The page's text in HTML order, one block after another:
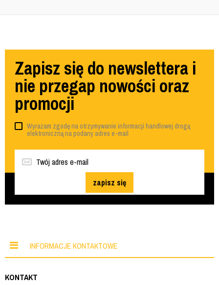
Zapisz się do newslettera i
nie przegap nowości oraz
promocji
Wyrażam zgodę na otrzymywanie informacji handlowej drogą
elektroniczną na podany adres e-mail
zapisz się
INFORMACJE KONTAKTOWE
KONTAKT